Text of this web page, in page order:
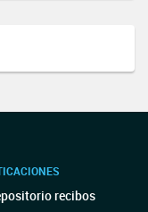
recibos